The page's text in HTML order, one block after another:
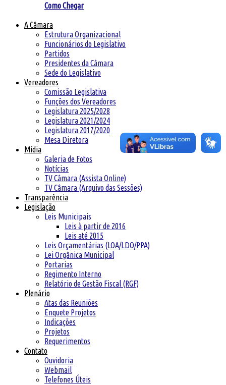
Como Chegar
A Câmara
Estrutura Organizacional
Funcionários do Legislativo
Partidos
Presidentes da Câmara
Sede do Legislativo
Vereadores
Comissão Legislativa
Funções dos Vereadores
Legislatura 2025/2028
Legislatura 2021/2024
Legislatura 2017/2020
Mesa Diretora
Mídia
Galeria de Fotos
Notícias
TV Câmara (Assista Online)
TV Câmara (Arquivo das Sessões)
Transparência
Legislação
Leis Municipais
Leis à partir de 2016
Leis até 2015
Leis Orçamentárias (LOA/LDO/PPA)
Lei Orgânica Municipal
Portarias
Regimento Interno
Relatório de Gestão Fiscal (RGF)
Plenário
Atas das Reuniões
Enquete Projetos
Indicações
Projetos
Requerimentos
Contato
Ouvidoria
Webmail
Telefones Úteis